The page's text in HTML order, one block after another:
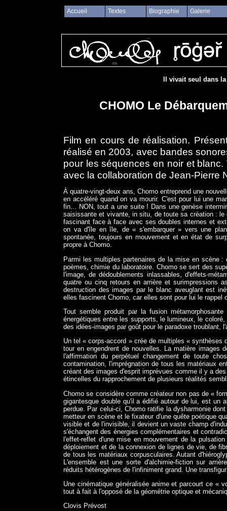
Accueil Textes Biographie Galerie
Il vivait seul dans
CHOMO Le
Film en cours de réalisation.
réalisé en 2003, avec bandes
pour les séquences en noir et
avec la collaboration de Jean-Pierre
À quatre-vingt-deux ans, Chomo entreprend une
en accéléré quand on va mourir. C'est pour lui une
fin... NON, tout a une suite ! Dans une genèse
saisissante et vivante, in situ, de toute sa création :
fascinant face à face avec ses doubles internes et
on va d'île en île, de « s'embarquer » vers une
spontanée, toujours en mouvement et en état de
propre à Chomo.
Parmi les multiples partenaires de la mise en scène
poèmes, chimie du laboratoire. Chomo se sert des
l'image, de dédoublements inlassables, d'effets-
quatre ou cinq retours en arrière et surimpressions
destruction des images par le blanc aveuglant est
elles fascinent Chomo, car elles sont pour lui le rappel
Tout semble produit par la fusion
énergétiques entre les supports, le lumineux, le
des idées-images par goût pour le paradoxe
Un tel « corps-accord » crée de multiples «
tour en engendrent de nouvelles. La matière images
l'affirmation du perpétuel changement de toute
contamination, l'imprégnation de tous les matériaux
créant des images d'esprit imprévues comme il y a
étincelles du rapprochement de plusieurs réalités
Chomo se considère comme créateur non pas de «
gigantesque double qu'il a édifié autour de lui, est un
perdue. Par celui-ci, Chomo ratifie la dysharmonie
metteur en scène et le fixateur d'une quête poétique
visible et de l'invisible, il devient un vaste champ
s'échangent des énergies complémentaires et
l'effet-reflet d'une mise en mouvement de la
déploiement et de la connexion de lignes de vie, de
de tous les matériaux corpusculaires. Autant
L'ensemble est une sorte d'alchimie-fiction sur
réduits hétérogènes de l'infiniment grand. Une
Une cinématique généralisée anime et parcourt ce «
tout à fait à l'opposé de la géométrie optique et
Clovis Prévost